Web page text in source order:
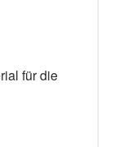
für die